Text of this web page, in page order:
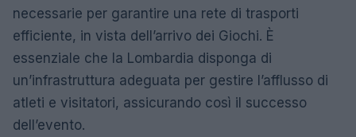
necessarie per garantire una rete di trasporti
efficiente, in vista dell’arrivo dei Giochi. È
essenziale che la Lombardia disponga di
un’infrastruttura adeguata per gestire l’afflusso di
atleti e visitatori, assicurando così il successo
dell’evento.